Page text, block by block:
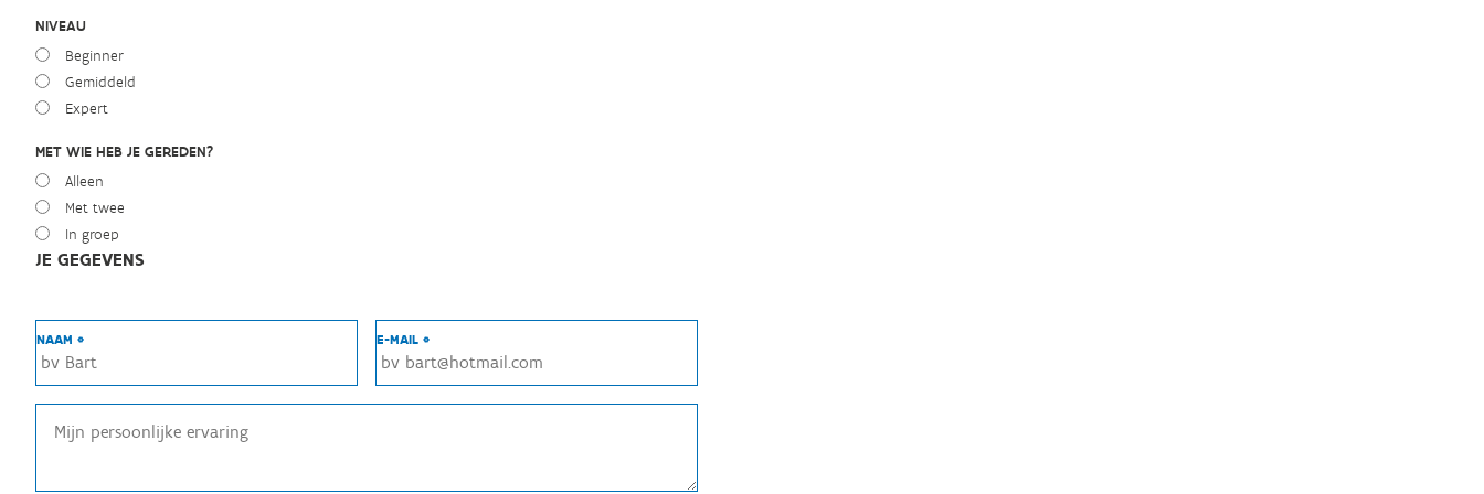
NIVEAU
Beginner
Gemiddeld
Expert
MET WIE HEB JE GEREDEN?
Alleen
Met twee
In groep
JE GEGEVENS
NAAM * E-MAIL *